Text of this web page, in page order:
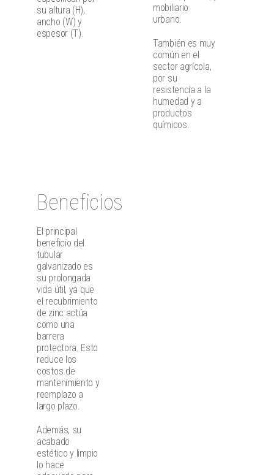
su altura (H),
ancho (W) y
espesor (T).
mobiliario
urbano.
También es muy
común en el
sector agrícola,
por su
resistencia a la
humedad y a
productos
químicos.
Beneficios
El principal
beneficio del
tubular
galvanizado es
su prolongada
vida útil, ya que
el recubrimiento
de zinc actúa
como una
barrera
protectora. Esto
reduce los
costos de
mantenimiento y
reemplazo a
largo plazo.
Además, su
acabado
estético y limpio
lo hace